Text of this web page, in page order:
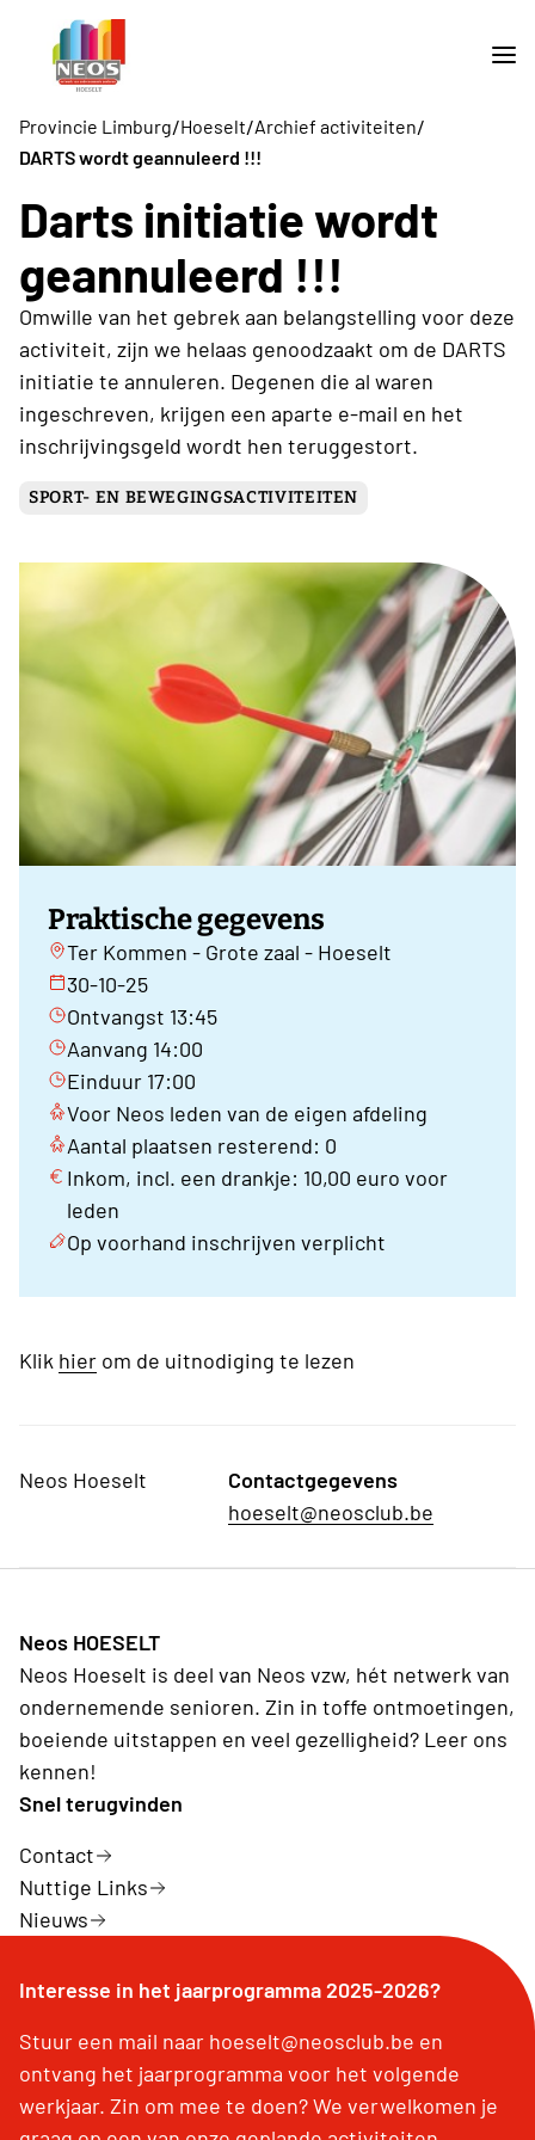
Provincie Limburg/Hoeselt/Archief activiteiten/
DARTS wordt geannuleerd !!!
Darts initiatie wordt
geannuleerd !!!
Omwille van het gebrek aan belangstelling voor deze
activiteit, zijn we helaas genoodzaakt om de DARTS
initiatie te annuleren. Degenen die al waren
ingeschreven, krijgen een aparte e-mail en het
inschrijvingsgeld wordt hen teruggestort.
SPORT- EN BEWEGINGSACTIVITEITEN
Praktische gegevens
Ter Kommen - Grote zaal - Hoeselt
30-10-25
Ontvangst 13:45
Aanvang 14:00
Einduur 17:00
Voor Neos leden van de eigen afdeling
Aantal plaatsen resterend: 0
Inkom, incl. een drankje: 10,00 euro voor
leden
Op voorhand inschrijven verplicht
Klik hier om de uitnodiging te lezen
Neos Hoeselt
Contactgegevens
hoeselt@neosclub.be
Neos HOESELT
Neos Hoeselt is deel van Neos vzw, hét netwerk van
ondernemende senioren. Zin in toffe ontmoetingen,
boeiende uitstappen en veel gezelligheid? Leer ons
kennen!
Snel terugvinden
Contact
Nuttige Links
Nieuws
Interesse in het jaarprogramma 2025-2026?
Stuur een mail naar hoeselt@neosclub.be en
ontvang het jaarprogramma voor het volgende
werkjaar. Zin om mee te doen? We verwelkomen je